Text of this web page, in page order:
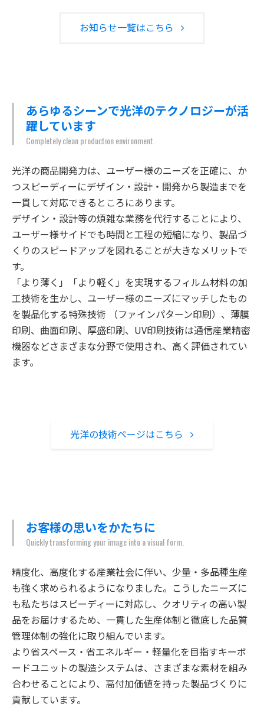
お知らせ一覧はこちら
あらゆるシーンで光洋のテクノロジーが活
躍しています
Completely clean production environment.
光洋の商品開発力は、ユーザー様のニーズを正確に、か
つスピーディーにデザイン・設計・開発から製造までを
一貫して対応できるところにあります。
デザイン・設計等の煩雑な業務を代行することにより、
ユーザー様サイドでも時間と工程の短縮になり、製品づ
くりのスピードアップを図れることが大きなメリットで
す。
「より薄く」「より軽く」を実現するフィルム材料の加
工技術を生かし、ユーザー様のニーズにマッチしたもの
を製品化する特殊技術 （ファインパターン印刷）、薄膜
印刷、曲面印刷、厚盛印刷、UV印刷技術は通信産業精密
機器などさまざまな分野で使用され、高く評価されてい
ます。
光洋の技術ページはこちら
お客様の思いをかたちに
Quickly transforming your image into a visual form.
精度化、高度化する産業社会に伴い、少量・多品種生産
も強く求められるようになりました。こうしたニーズに
も私たちはスピーディーに対応し、クオリティの高い製
品をお届けするため、一貫した生産体制と徹底した品質
管理体制の強化に取り組んでいます。
より省スペース・省エネルギー・軽量化を目指すキーボ
ードユニットの製造システムは、さまざまな素材を組み
合わせることにより、高付加価値を持った製品づくりに
貢献しています。